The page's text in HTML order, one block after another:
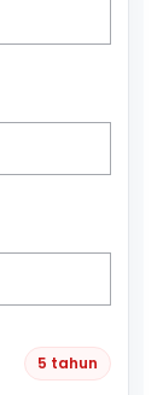
5 tahun